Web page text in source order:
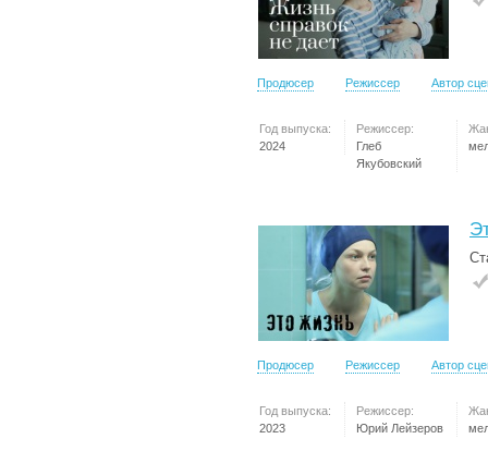
Продюсер Режиссер Автор
Год выпуска:
2024
Режиссер:
Глеб
Якубовский
Продюсер Режиссер Автор
Год выпуска:
2023
Режиссер:
Юрий Лейзеров